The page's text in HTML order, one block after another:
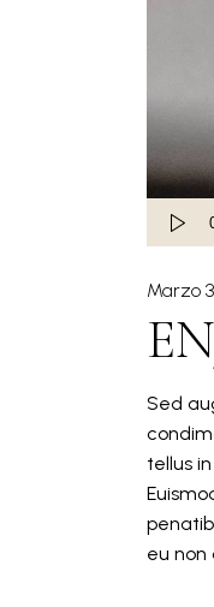
Audio
Player
Marzo
Sed
tellus
eu non